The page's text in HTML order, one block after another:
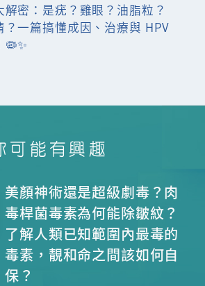
解密：是疣？雞眼？油脂粒？
？一篇搞懂成因、治療與 HPV
可能有興趣
美顏神術還是超級劇毒？肉
毒桿菌毒素為何能除皺紋？
了解人類已知範圍內最毒的
毒素，靚和命之間該如何自
保？